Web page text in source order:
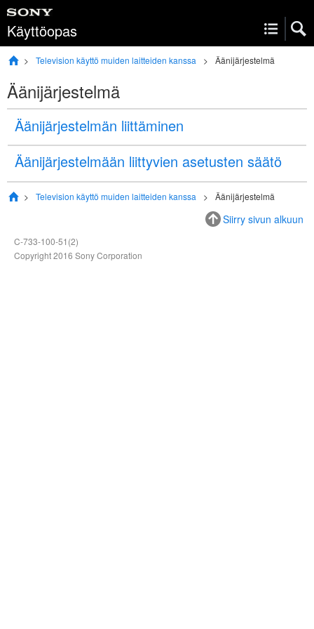
Käyttöopas
Television käyttö muiden laitteiden kanssa Äänijärjestelmä
Äänijärjestelmä
Äänijärjestelmän liittäminen
Äänijärjestelmään liittyvien asetusten säätö
Television käyttö muiden laitteiden kanssa Äänijärjestelmä
Siirry sivun alkuun
C-733-100-51(2)
Copyright 2016 Sony Corporation